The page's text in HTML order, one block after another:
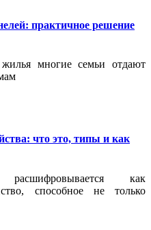
практичное решение
многие семьи отдают
что это, типы и как
как
способное не только